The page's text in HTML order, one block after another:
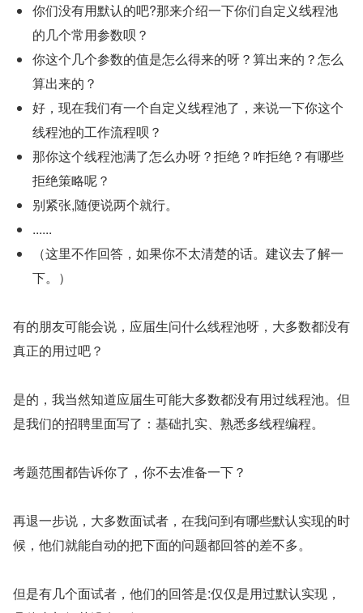
你们没有用默认的吧?那来介绍一下你们自定义线程池
的几个常用参数呗？
你这个几个参数的值是怎么得来的呀？算出来的？怎么
算出来的？
好，现在我们有一个自定义线程池了，来说一下你这个
线程池的工作流程呗？
那你这个线程池满了怎么办呀？拒绝？咋拒绝？有哪些
拒绝策略呢？
别紧张,随便说两个就行。
......
（这里不作回答，如果你不太清楚的话。建议去了解一
下。）
有的朋友可能会说，应届生问什么线程池呀，大多数都没有
真正的用过吧？
是的，我当然知道应届生可能大多数都没有用过线程池。但
是我们的招聘里面写了：基础扎实、熟悉多线程编程。
考题范围都告诉你了，你不去准备一下？
再退一步说，大多数面试者，在我问到有哪些默认实现的时
候，他们就能自动的把下面的问题都回答的差不多。
但是有几个面试者，他们的回答是:仅仅是用过默认实现，